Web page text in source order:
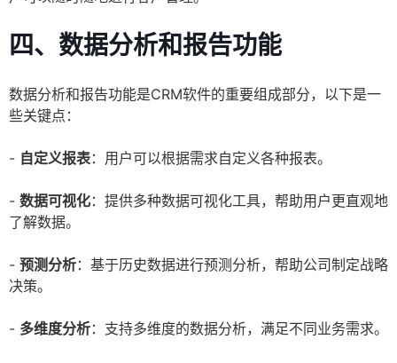
四、数据分析和报告功能
数据分析和报告功能是CRM软件的重要组成部分，以下是一
些关键点：
- 自定义报表：用户可以根据需求自定义各种报表。
- 数据可视化：提供多种数据可视化工具，帮助用户更直观地
了解数据。
- 预测分析：基于历史数据进行预测分析，帮助公司制定战略
决策。
- 多维度分析：支持多维度的数据分析，满足不同业务需求。